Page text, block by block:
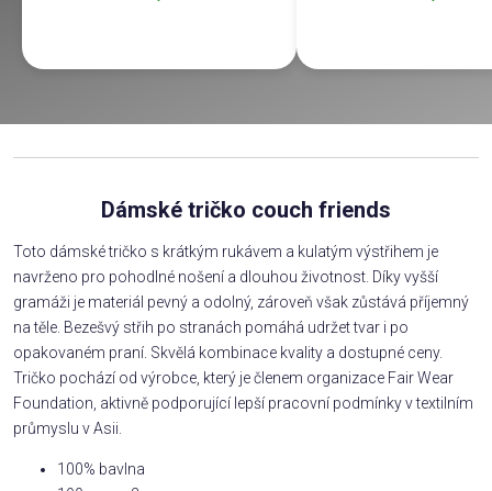
Dámské tričko couch friends
Toto dámské tričko s krátkým rukávem a kulatým výstřihem je
navrženo pro pohodlné nošení a dlouhou životnost. Díky vyšší
gramáži je materiál pevný a odolný, zároveň však zůstává příjemný
na těle. Bezešvý střih po stranách pomáhá udržet tvar i po
opakovaném praní. Skvělá kombinace kvality a dostupné ceny.
Tričko pochází od výrobce, který je členem organizace Fair Wear
Foundation, aktivně podporující lepší pracovní podmínky v textilním
průmyslu v Asii.
100% bavlna